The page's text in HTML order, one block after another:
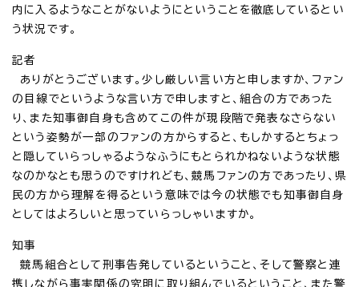
内に入るようなことがないようにということを徹底しているとい
う状況です。
記者
ありがとうございます。少し厳しい言い方と申しますか、ファン
の目線でというような言い方で申しますと、組合の方であった
り、また知事御自身も含めてこの件が現段階で発表なさらない
という姿勢が一部のファンの方からすると、もしかするとちょっ
と隠していらっしゃるようなふうにもとられかねないような状態
なのかなとも思うのですけれども、競馬ファンの方であったり、県
民の方から理解を得るという意味では今の状態でも知事御自身
としてはよろしいと思っていらっしゃいますか。
知事
競馬組合として刑事告発しているということ、そして警察と連
携しながら事実関係の究明に取り組んでいるということ、また警